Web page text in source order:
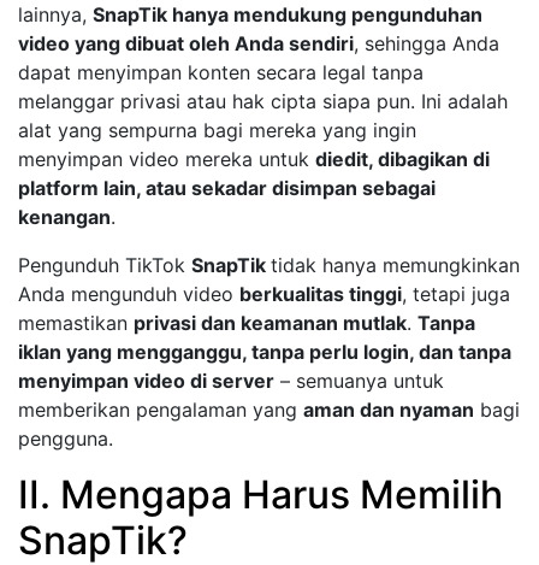
lainnya, SnapTik hanya mendukung pengunduhan
video yang dibuat oleh Anda sendiri, sehingga Anda
dapat menyimpan konten secara legal tanpa
melanggar privasi atau hak cipta siapa pun. Ini adalah
alat yang sempurna bagi mereka yang ingin
menyimpan video mereka untuk diedit, dibagikan di
platform lain, atau sekadar disimpan sebagai
kenangan.
Pengunduh TikTok SnapTik tidak hanya memungkinkan
Anda mengunduh video berkualitas tinggi, tetapi juga
memastikan privasi dan keamanan mutlak. Tanpa
iklan yang mengganggu, tanpa perlu login, dan tanpa
menyimpan video di server – semuanya untuk
memberikan pengalaman yang aman dan nyaman bagi
pengguna.
II. Mengapa Harus Memilih
SnapTik?